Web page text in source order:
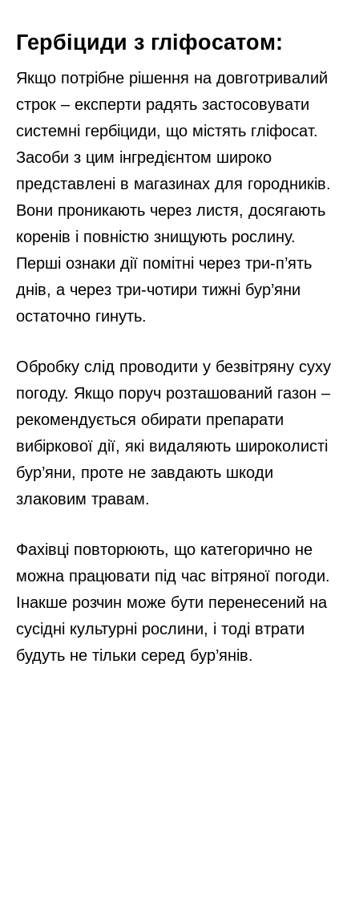
Гербіциди з гліфосатом:
Якщо потрібне рішення на довготривалий
строк – експерти радять застосовувати
системні гербіциди, що містять гліфосат.
Засоби з цим інгредієнтом широко
представлені в магазинах для городників.
Вони проникають через листя, досягають
коренів і повністю знищують рослину.
Перші ознаки дії помітні через три-п’ять
днів, а через три-чотири тижні бур’яни
остаточно гинуть.
Обробку слід проводити у безвітряну суху
погоду. Якщо поруч розташований газон –
рекомендується обирати препарати
вибіркової дії, які видаляють широколисті
бур’яни, проте не завдають шкоди
злаковим травам.
Фахівці повторюють, що категорично не
можна працювати під час вітряної погоди.
Інакше розчин може бути перенесений на
сусідні культурні рослини, і тоді втрати
будуть не тільки серед бур’янів.